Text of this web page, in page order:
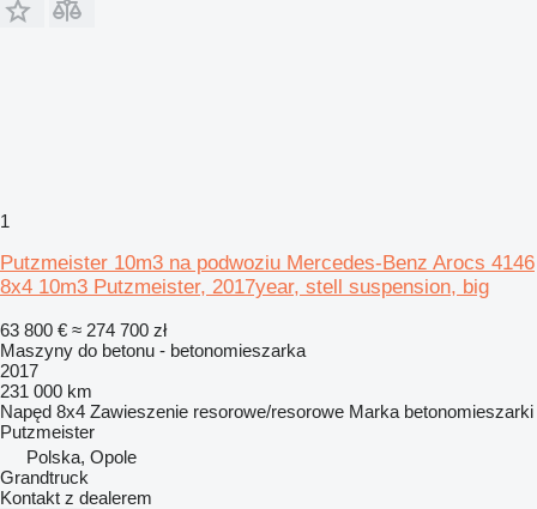
1
Putzmeister 10m3 na podwoziu Mercedes-Benz Arocs 4146
8x4 10m3 Putzmeister, 2017year, stell suspension, big
63 800 € ≈ 274 700 zł
Maszyny do betonu - betonomieszarka
2017
231 000 km
Napęd 8x4 Zawieszenie resorowe/resorowe Marka betonomieszarki
Putzmeister
Polska, Opole
Grandtruck
Kontakt z dealerem